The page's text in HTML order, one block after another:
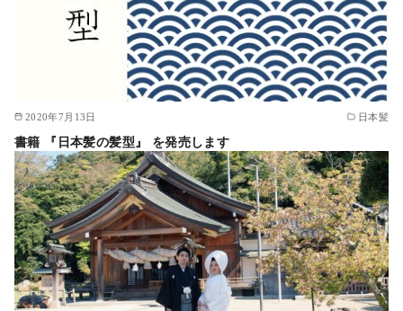
2020年7月13日 日本髪
書籍 『日本髪の髪型』 を発売します